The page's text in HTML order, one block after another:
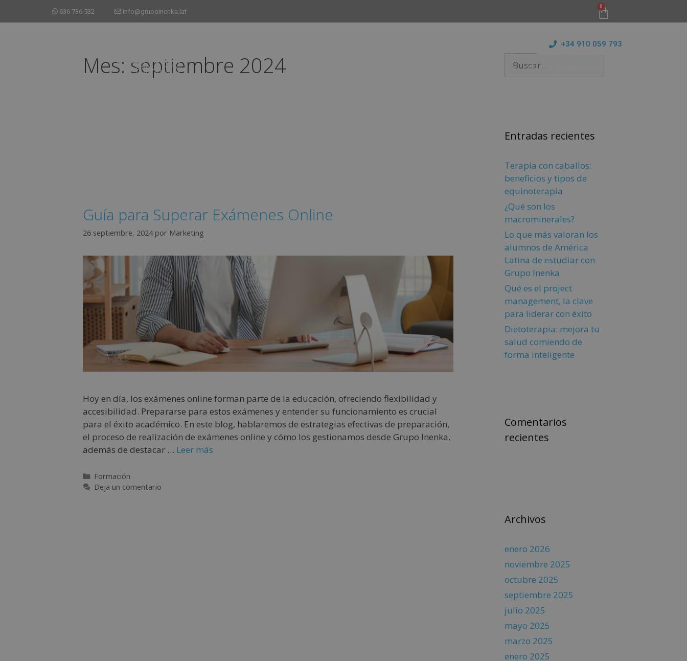
636 736 532 info@grupoinenka.lat
0
+34 910 059 793
MAESTRÍAS CAMPUS
Mes: septiembre 2024
Guía para Superar Exámenes Online
26 septiembre, 2024 por Marketing
Hoy en día, los exámenes online forman parte de la educación, ofreciendo flexibilidad y
accesibilidad. Prepararse para estos exámenes y entender su funcionamiento es crucial
para el éxito académico. En este blog, hablaremos de estrategias efectivas de preparación,
el proceso de realización de exámenes online y cómo los gestionamos desde Grupo Inenka,
además de destacar … Leer más
Formación
Deja un comentario
Entradas recientes
Terapia con caballos:
beneficios y tipos de
equinoterapia
¿Qué son los
macrominerales?
Lo que más valoran los
alumnos de América
Latina de estudiar con
Grupo Inenka
Qué es el project
management, la clave
para liderar con éxito
Dietoterapia: mejora tu
salud comiendo de
forma inteligente
Comentarios
recientes
Archivos
enero 2026
noviembre 2025
octubre 2025
septiembre 2025
julio 2025
mayo 2025
marzo 2025
enero 2025